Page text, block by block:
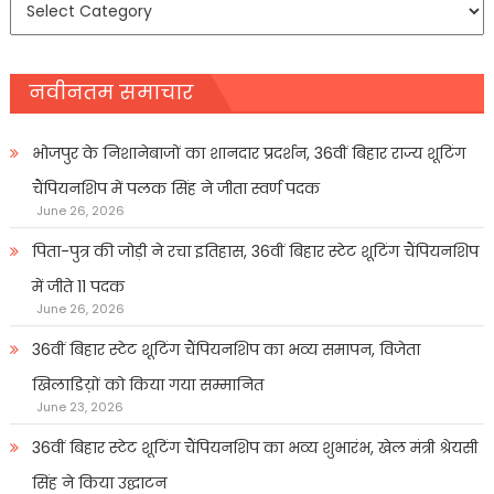
नवीनतम समाचार
भोजपुर के निशानेबाजों का शानदार प्रदर्शन, 36वीं बिहार राज्य शूटिंग
चैंपियनशिप में पलक सिंह ने जीता स्वर्ण पदक
June 26, 2026
पिता-पुत्र की जोड़ी ने रचा इतिहास, 36वीं बिहार स्टेट शूटिंग चैंपियनशिप
में जीते 11 पदक
June 26, 2026
36वीं बिहार स्टेट शूटिंग चैंपियनशिप का भव्य समापन, विजेता
खिलाडिय़ों को किया गया सम्मानित
June 23, 2026
36वीं बिहार स्टेट शूटिंग चैंपियनशिप का भव्य शुभारंभ, खेल मंत्री श्रेयसी
सिंह ने किया उद्घाटन